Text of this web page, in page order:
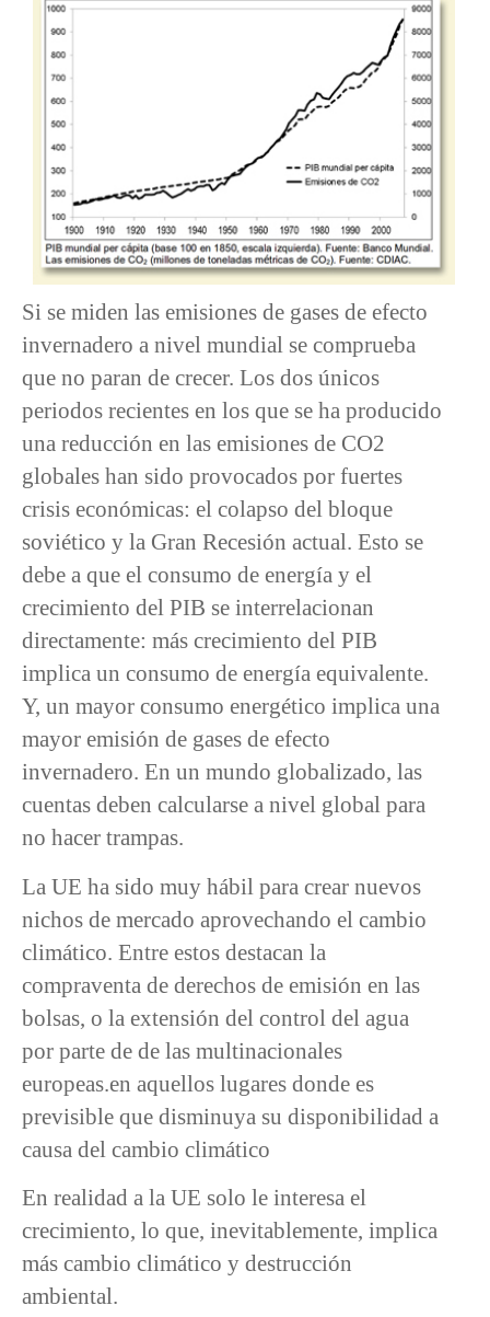
Si se miden las emisiones de gases de efecto
invernadero a nivel mundial se comprueba
que no paran de crecer. Los dos únicos
periodos recientes en los que se ha producido
una reducción en las emisiones de CO2
globales han sido provocados por fuertes
crisis económicas: el colapso del bloque
soviético y la Gran Recesión actual. Esto se
debe a que el consumo de energía y el
crecimiento del PIB se interrelacionan
directamente: más crecimiento del PIB
implica un consumo de energía equivalente.
Y, un mayor consumo energético implica una
mayor emisión de gases de efecto
invernadero. En un mundo globalizado, las
cuentas deben calcularse a nivel global para
no hacer trampas.
La UE ha sido muy hábil para crear nuevos
nichos de mercado aprovechando el cambio
climático. Entre estos destacan la
compraventa de derechos de emisión en las
bolsas, o la extensión del control del agua
por parte de de las multinacionales
europeas.en aquellos lugares donde es
previsible que disminuya su disponibilidad a
causa del cambio climático
En realidad a la UE solo le interesa el
crecimiento, lo que, inevitablemente, implica
más cambio climático y destrucción
ambiental.